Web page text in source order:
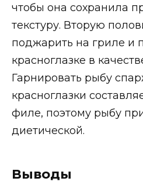
чтобы она сохранила
текстуру. Вторую
поджарить на гриле и
красноглазке в
Гарнировать рыбу
красноглазки
филе, поэтому рыбу
диетической.
Выводы